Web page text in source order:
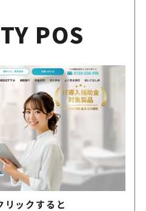
サロンボード予約対応と役務
する店舗向け
低コストで会計・売上管理か
いクラウドPOS
基本レジ機能を費用を抑えて
い
POS
ックすると